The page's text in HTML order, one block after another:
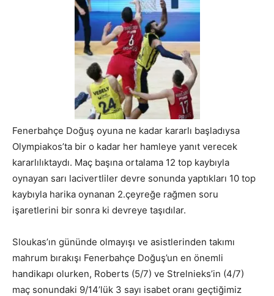
Fenerbahçe Doğuş oyuna ne kadar kararlı başladıysa
Olympiakos’ta bir o kadar her hamleye yanıt verecek
kararlılıktaydı. Maç başına ortalama 12 top kaybıyla
oynayan sarı lacivertliler devre sonunda yaptıkları 10 top
kaybıyla harika oynanan 2.çeyreğe rağmen soru
işaretlerini bir sonra ki devreye taşıdılar.
Sloukas’ın gününde olmayışı ve asistlerinden takımı
mahrum bırakışı Fenerbahçe Doğuş’un en önemli
handikapı olurken, Roberts (5/7) ve Strelnieks’in (4/7)
maç sonundaki 9/14’lük 3 sayı isabet oranı geçtiğimiz